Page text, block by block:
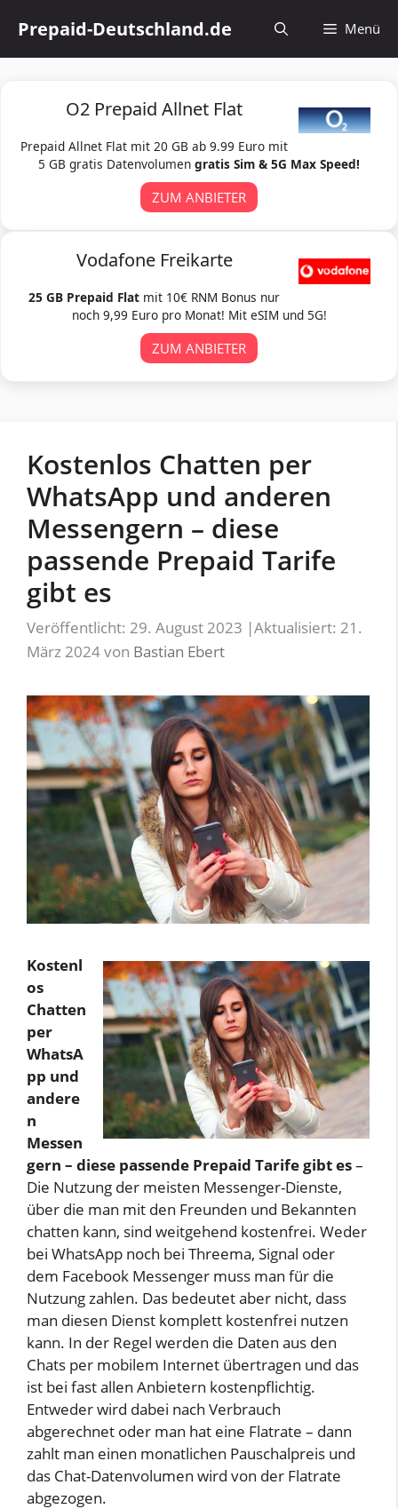
Inhalt
springen
Prepaid-Deutschland.de Menü
O2 Prepaid Allnet Flat
Prepaid Allnet Flat mit 20 GB ab 9.99 Euro mit
5 GB gratis Datenvolumen gratis Sim & 5G Max Speed!
ZUM ANBIETER
Vodafone Freikarte
25 GB Prepaid Flat mit 10€ RNM Bonus nur
noch 9,99 Euro pro Monat! Mit eSIM und 5G!
ZUM ANBIETER
Kostenlos Chatten per
WhatsApp und anderen
Messengern – diese
passende Prepaid Tarife
gibt es
Veröffentlicht: 29. August 2023 |Aktualisiert: 21.
März 2024von Bastian Ebert
Kostenl
os
Chatten
per
WhatsA
pp und
andere
n
Messen
gern – diese passende Prepaid Tarife gibt es–
Die Nutzung der meisten Messenger-Dienste,
über die man mit den Freunden und Bekannten
chatten kann, sind weitgehend kostenfrei. Weder
bei WhatsApp noch bei Threema, Signal oder
dem Facebook Messenger muss man für die
Nutzung zahlen. Das bedeutet aber nicht, dass
man diesen Dienst komplett kostenfrei nutzen
kann. In der Regel werden die Daten aus den
Chats per mobilem Internet übertragen und das
ist bei fast allen Anbietern kostenpflichtig.
Entweder wird dabei nach Verbrauch
abgerechnet oder man hat eine Flatrate – dann
zahlt man einen monatlichen Pauschalpreis und
das Chat-Datenvolumen wird von der Flatrate
abgezogen.